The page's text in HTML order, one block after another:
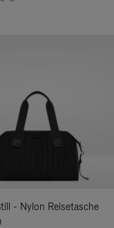
- Nylon Reisetasche